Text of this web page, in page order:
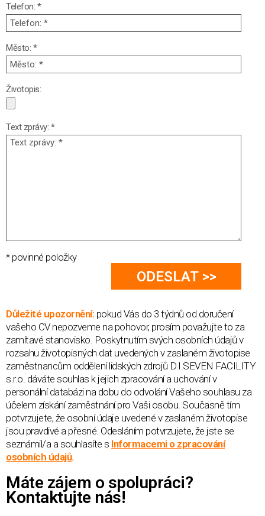
Telefon: *
Město: *
Životopis:
Text zprávy: *
* povinné položky
Důležité upozornění: pokud Vás do 3 týdnů od doručení
vašeho CV nepozveme na pohovor, prosím považujte to za
zamítavé stanovisko. Poskytnutím svých osobních údajů v
rozsahu životopisných dat uvedených v zaslaném životopise
zaměstnancům oddělení lidských zdrojů D.I.SEVEN FACILITY
s.r.o. dáváte souhlas k jejich zpracování a uchování v
personální databázi na dobu do odvolání Vašeho souhlasu za
účelem získání zaměstnání pro Vaši osobu. Současně tím
potvrzujete, že osobní údaje uvedené v zaslaném životopise
jsou pravdivé a přesné. Odesláním potvrzujete, že jste se
seznámil/a a souhlasíte s Informacemi o zpracování
osobních údajů.
Máte zájem o spolupráci?
Kontaktujte nás!